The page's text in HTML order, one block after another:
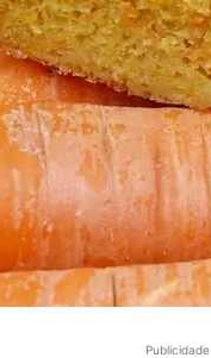
Publicidade